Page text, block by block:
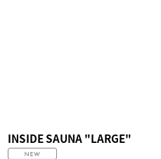
INSIDE SAUNA "LARGE"